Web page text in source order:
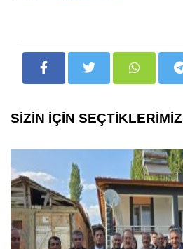
SİZİN İÇİN SEÇTİKLERİMİZ